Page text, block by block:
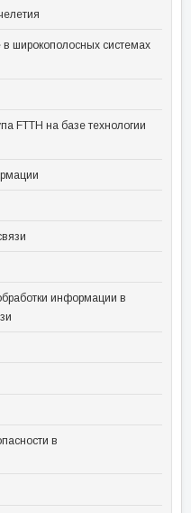
широкополосных системах
FTTH на базе технологии
информации в
в